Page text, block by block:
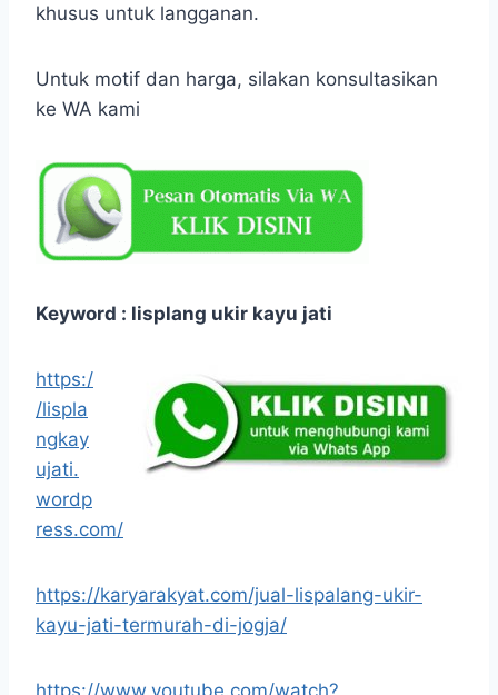
khusus untuk langganan.
Untuk motif dan harga, silakan konsultasikan
ke WA kami
Keyword : lisplang ukir kayu jati
https:/
/lispla
ngkay
ujati.
wordp
ress.com/
https://karyarakyat.com/jual-lispalang-ukir-
kayu-jati-termurah-di-jogja/
https://www.youtube.com/watch?